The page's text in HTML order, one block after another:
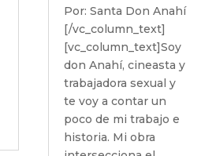
Por: Santa Don Anahí
[/vc_column_text]
[vc_column_text]Soy
don Anahí, cineasta y
trabajadora sexual y
te voy a contar un
poco de mi trabajo e
historia. Mi obra